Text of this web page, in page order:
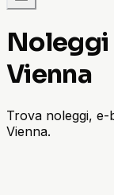
Noleggi
Vienna
Trova noleggi, e-
Vienna.